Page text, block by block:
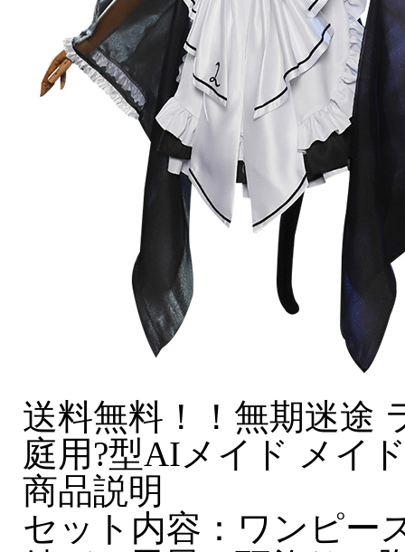
送料無料！！無期迷途
庭用?型AIメイド メイ
商品説明
セット内容：ワンピー